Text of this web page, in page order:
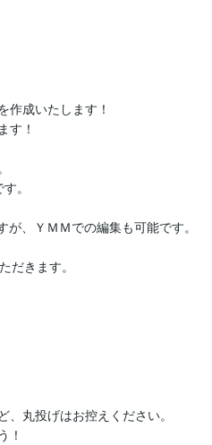
作成いたします！
す！
。
、ＹＭＭでの編集も可能です。
だきます。
、丸投げはお控えください。
！